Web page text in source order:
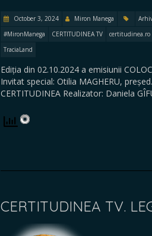
October 3, 2024 Miron Manega
#MironManega
CERTITUDINEA TV certitudinea.ro
TraciaLand
Ediția din 02.10.2024 a emisiunii
Invitat special: Otilia MAGHERU,
CERTITUDINEA Realizator: Daniela
CERTITUDINEA TV.